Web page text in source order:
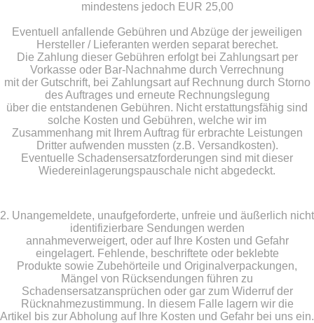
mindestens jedoch EUR 25,00
Eventuell anfallende Gebühren und Abzüge der jeweiligen
Hersteller / Lieferanten werden separat berechet.
Die Zahlung dieser Gebühren erfolgt bei Zahlungsart per
Vorkasse oder Bar-Nachnahme durch Verrechnung
mit der Gutschrift, bei Zahlungsart auf Rechnung durch Storno
des Auftrages und erneute Rechnungslegung
über die entstandenen Gebühren. Nicht erstattungsfähig sind
solche Kosten und Gebühren, welche wir im
Zusammenhang mit Ihrem Auftrag für erbrachte Leistungen
Dritter aufwenden mussten (z.B. Versandkosten).
Eventuelle Schadensersatzforderungen sind mit dieser
Wiedereinlagerungspauschale nicht abgedeckt.
2. Unangemeldete, unaufgeforderte, unfreie und äußerlich nicht
identifizierbare Sendungen werden
annahmeverweigert, oder auf Ihre Kosten und Gefahr
eingelagert. Fehlende, beschriftete oder beklebte
Produkte sowie Zubehörteile und Originalverpackungen,
Mängel von Rücksendungen führen zu
Schadensersatzansprüchen oder gar zum Widerruf der
Rücknahmezustimmung. In diesem Falle lagern wir die
Artikel bis zur Abholung auf Ihre Kosten und Gefahr bei uns ein.